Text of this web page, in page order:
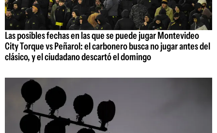
Las posibles fechas en las que se puede jugar Montevideo
City Torque vs Peñarol: el carbonero busca no jugar antes del
clásico, y el ciudadano descartó el domingo